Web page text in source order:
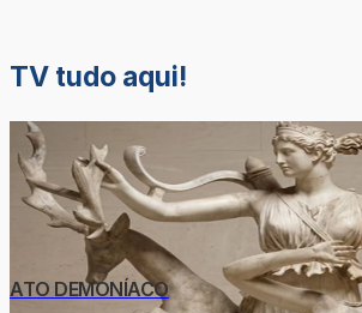
TV tudo aqui!
ATO DEMONÍACO